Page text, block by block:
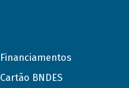
Financiamentos
Cartão BNDES